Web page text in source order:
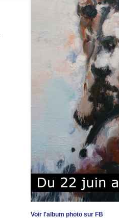
Voir l'album photo sur FB